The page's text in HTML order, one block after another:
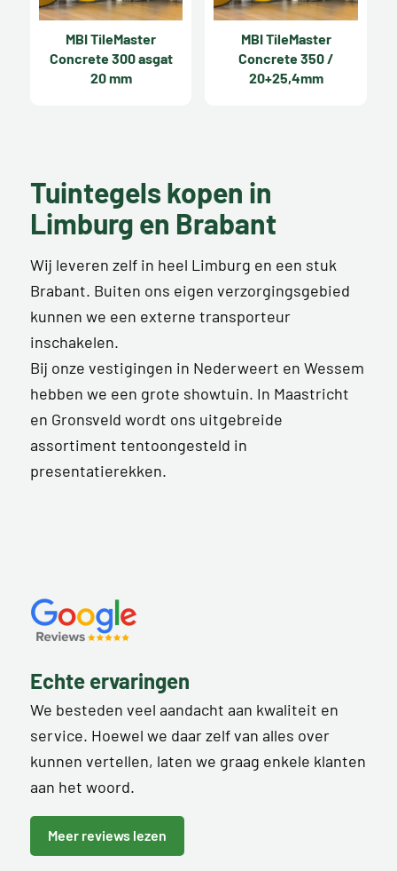
MBI TileMaster
Concrete 300 asgat
20 mm
MBI TileMaster
Concrete 350 /
20+25,4mm
Tuintegels kopen in
Limburg en Brabant
Wij leveren zelf in heel Limburg en een stuk
Brabant. Buiten ons eigen verzorgingsgebied
kunnen we een externe transporteur
inschakelen.
Bij onze vestigingen in Nederweert en Wessem
hebben we een grote showtuin. In Maastricht
en Gronsveld wordt ons uitgebreide
assortiment tentoongesteld in
presentatierekken.
Echte ervaringen
We besteden veel aandacht aan kwaliteit en
service. Hoewel we daar zelf van alles over
kunnen vertellen, laten we graag enkele klanten
aan het woord.
Meer reviews lezen